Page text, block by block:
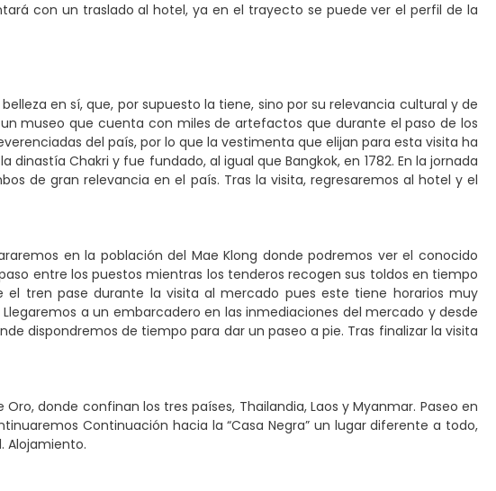
con un traslado al hotel, ya en el trayecto se puede ver el perfil de la
en sí, que, por supuesto la tiene, sino por su relevancia cultural y de
museo que cuenta con miles de artefactos que durante el paso de los
del país, por lo que la vestimenta que elijan para esta visita ha
Chakri y fue fundado, al igual que Bangkok, en 1782. En la jornada
de gran relevancia en el país. Tras la visita, regresaremos al hotel y el
en la población del Mae Klong donde podremos ver el conocido
entre los puestos mientras los tenderos recogen sus toldos en tiempo
tren pase durante la visita al mercado pues este tiene horarios muy
a un embarcadero en las inmediaciones del mercado y desde
dispondremos de tiempo para dar un paseo a pie. Tras finalizar la visita
donde confinan los tres países, Thailandia, Laos y Myanmar. Paseo en
Continuación hacia la “Casa Negra” un lugar diferente a todo,
Alojamiento.